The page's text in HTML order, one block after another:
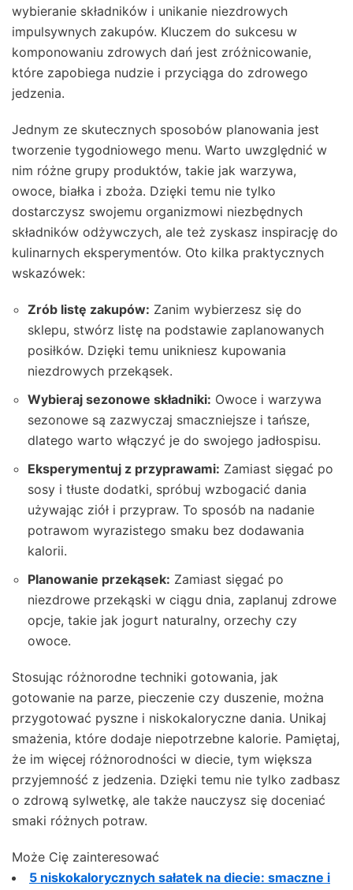
wybieranie składników i unikanie niezdrowych
impulsywnych zakupów. Kluczem do sukcesu w
komponowaniu zdrowych dań jest zróżnicowanie,
które zapobiega nudzie i przyciąga do zdrowego
jedzenia.
Jednym ze skutecznych sposobów planowania jest
tworzenie tygodniowego menu. Warto uwzględnić w
nim różne grupy produktów, takie jak warzywa,
owoce, białka i zboża. Dzięki temu nie tylko
dostarczysz swojemu organizmowi niezbędnych
składników odżywczych, ale też zyskasz inspirację do
kulinarnych eksperymentów. Oto kilka praktycznych
wskazówek:
Zrób listę zakupów: Zanim wybierzesz się do
sklepu, stwórz listę na podstawie zaplanowanych
posiłków. Dzięki temu unikniesz kupowania
niezdrowych przekąsek.
Wybieraj sezonowe składniki: Owoce i warzywa
sezonowe są zazwyczaj smaczniejsze i tańsze,
dlatego warto włączyć je do swojego jadłospisu.
Eksperymentuj z przyprawami: Zamiast sięgać po
sosy i tłuste dodatki, spróbuj wzbogacić dania
używając ziół i przypraw. To sposób na nadanie
potrawom wyrazistego smaku bez dodawania
kalorii.
Planowanie przekąsek: Zamiast sięgać po
niezdrowe przekąski w ciągu dnia, zaplanuj zdrowe
opcje, takie jak jogurt naturalny, orzechy czy
owoce.
Stosując różnorodne techniki gotowania, jak
gotowanie na parze, pieczenie czy duszenie, można
przygotować pyszne i niskokaloryczne dania. Unikaj
smażenia, które dodaje niepotrzebne kalorie. Pamiętaj,
że im więcej różnorodności w diecie, tym większa
przyjemność z jedzenia. Dzięki temu nie tylko zadbasz
o zdrową sylwetkę, ale także nauczysz się doceniać
smaki różnych potraw.
Może Cię zainteresować
5 niskokalorycznych sałatek na diecie: smaczne i